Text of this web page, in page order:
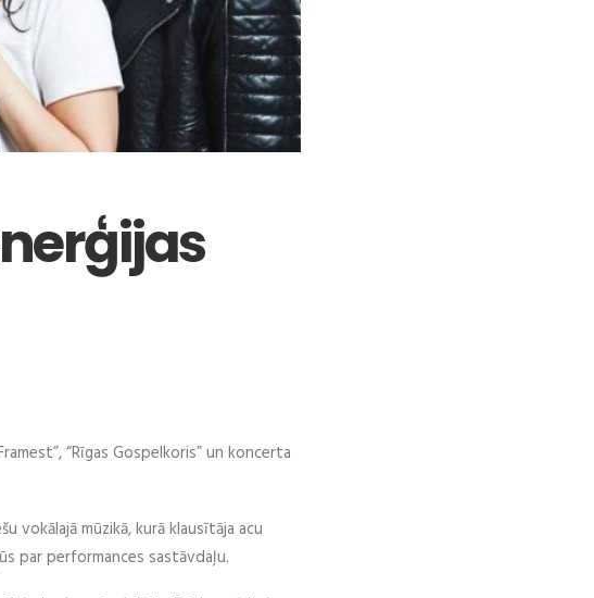
“Rīgas Gospelkoris” un koncerta
vokālajā mūzikā, kurā klausītāja acu
par performances sastāvdaļu.